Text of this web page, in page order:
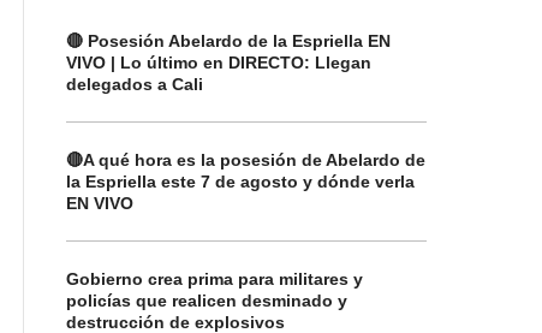
🔴 Posesión Abelardo de la Espriella EN
VIVO | Lo último en DIRECTO: Llegan
delegados a Cali
🔴A qué hora es la posesión de Abelardo de
la Espriella este 7 de agosto y dónde verla
EN VIVO
Gobierno crea prima para militares y
policías que realicen desminado y
destrucción de explosivos